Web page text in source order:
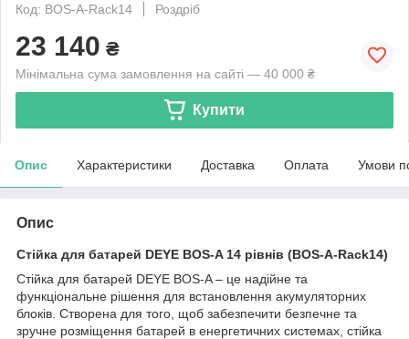
Код: BOS-A-Rack14
Роздріб
23 140 ₴
Мінімальна сума замовлення на сайті — 40 000 ₴
Купити
Опис Характеристики Доставка Оплата Умови
Опис
Стійка для батарей DEYE BOS-A 14 рівнів (BOS-A-Rack14)
Стійка для батарей DEYE BOS-A – це надійне та
функціональне рішення для встановлення акумуляторних
блоків. Створена для того, щоб забезпечити безпечне та
зручне розміщення батарей в енергетичних системах, стійка